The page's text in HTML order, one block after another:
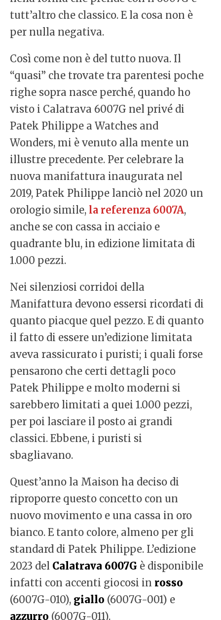
tutt’altro che classico. E la cosa non è
per nulla negativa.
Così come non è del tutto nuova. Il
“quasi” che trovate tra parentesi poche
righe sopra nasce perché, quando ho
visto i Calatrava 6007G nel privé di
Patek Philippe a Watches and
Wonders, mi è venuto alla mente un
illustre precedente. Per celebrare la
nuova manifattura inaugurata nel
2019, Patek Philippe lanciò nel 2020 un
orologio simile, la referenza 6007A,
anche se con cassa in acciaio e
quadrante blu, in edizione limitata di
1.000 pezzi.
Nei silenziosi corridoi della
Manifattura devono essersi ricordati di
quanto piacque quel pezzo. E di quanto
il fatto di essere un’edizione limitata
aveva rassicurato i puristi; i quali forse
pensarono che certi dettagli poco
Patek Philippe e molto moderni si
sarebbero limitati a quei 1.000 pezzi,
per poi lasciare il posto ai grandi
classici. Ebbene, i puristi si
sbagliavano.
Quest’anno la Maison ha deciso di
riproporre questo concetto con un
nuovo movimento e una cassa in oro
bianco. E tanto colore, almeno per gli
standard di Patek Philippe. L’edizione
2023 del Calatrava 6007G è disponibile
infatti con accenti giocosi in rosso
(6007G-010), giallo (6007G-001) e
azzurro (6007G-011).